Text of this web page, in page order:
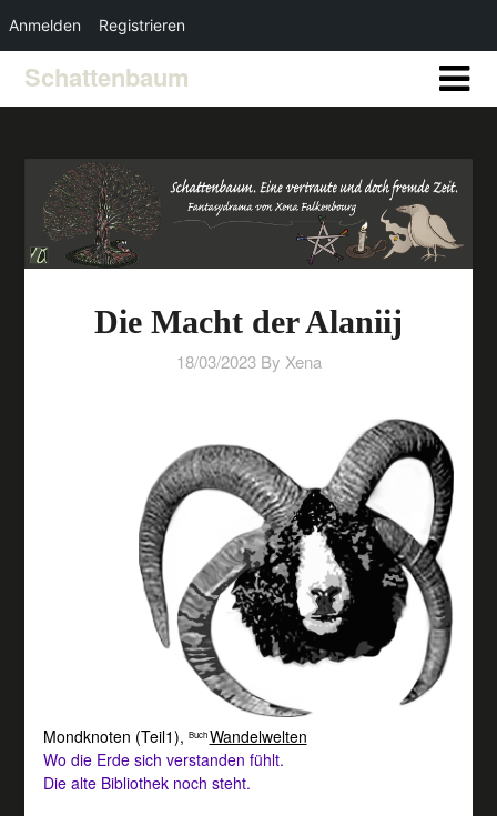
Schattenbaum
Die Macht der Alaniij
18/03/2023 By Xena
Mondknoten (Teil1), BuchWandelwelten
Wo die Erde sich verstanden fühlt.
Die alte Bibliothek noch steht.
Anmelden Registrieren